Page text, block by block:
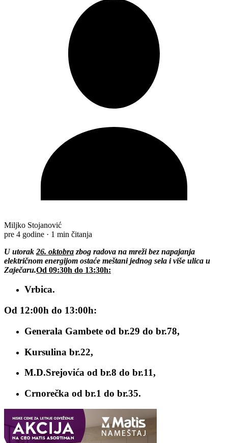
Miljko Stojanović
pre 4 godine · 1 min čitanja
U utorak 26. oktobra zbog radova na mrežibez napajanja
električnom energijom ostaće meštani jednog sela i više ulica u
Zaječaru.Od 09:30h do 13:30h:
Vrbica.
Od 12:00h do 13:00h:
Generala Gambete od br.29 do br.78,
Kursulina br.22,
M.D.Srejovića od br.8 do br.11,
Crnorečka od br.1 do br.35.